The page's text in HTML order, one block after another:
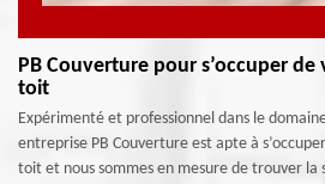
PB Couverture pour s’occuper
toit
Expérimenté et professionnel dans le
entreprise PB Couverture est apte à
toit et nous sommes en mesure de trouver la